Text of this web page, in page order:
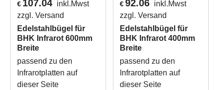
€ 107.04 inkl.Mwst
zzgl. Versand
Edelstahlbügel für
BHK Infrarot 600mm
Breite
passend zu den
Infrarotplatten auf
dieser Seite
€92.06 inkl.Mwst
zzgl. Versand
Edelstahlbügel für
BHK Infrarot 400mm
Breite
passend zu den
Infrarotplatten auf
dieser Seite